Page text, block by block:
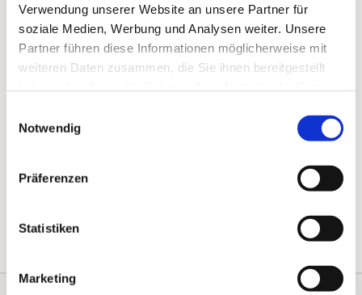
Verwendung unserer Website an unsere Partner für
soziale Medien, Werbung und Analysen weiter. Unsere
Partner führen diese Informationen möglicherweise mit
weiteren Daten zusammen, die Sie ihnen bereitgestellt
Notwendig
Präferenzen
Statistiken
Marketing